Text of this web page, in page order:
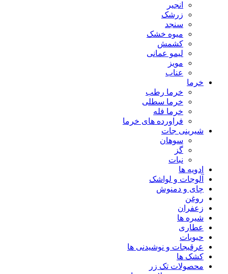
انجیر
زرشک
سنجد
میوه خشک
کشمش
لیمو عمانی
مویز
عناب
خرما
خرما رطب
خرما سطلی
خرما فله
فراورده های خرما
شیرینی جات
سوهان
گز
نبات
ادویه ها
آلوجات و لواشک
چای و دمنوش
روغن
زعفران
شیره ها
عطاری
حبوبات
عرقیجات و نوشیدنی ها
کشک ها
محصولات تک زر